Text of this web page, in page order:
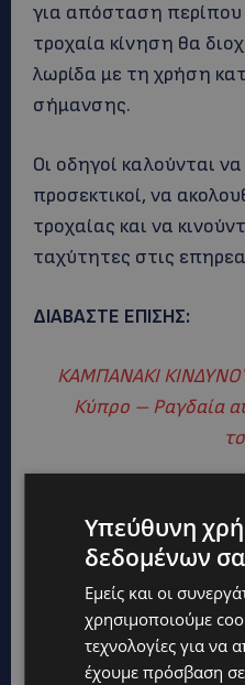
για απόσταση περίπου
τροχαία κίνηση θα
λωρίδα με τη χρήση
σήμανσης.
Οι οδηγοί καλούνται να
προσεκτικοί, να
τροχαίας και να
ταχύτητες στις
ΔΙΑΒΑΣΤΕ ΕΠΙΣΗΣ:
ΚΑΜΠΑΝΑΚΙ
Κύπρο – Ραγδαία
Υπεύθυνη
δεδομένων
Εμείς και οι
χρησιμοποιούμε
τεχνολογίες για να
έχουμε πρόσβαση